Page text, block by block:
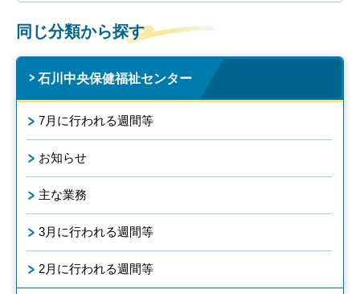
同じ分類から探す
石川中央保健福祉センター
7月に行われる週間等
お知らせ
主な業務
3月に行われる週間等
2月に行われる週間等